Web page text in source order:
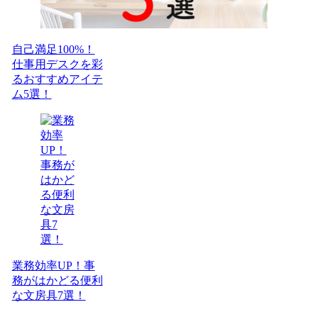
自己満足100%！
仕事用デスクを彩
るおすすめアイテ
ム5選！
業務効率UP！事
務がはかどる便利
な文房具7選！